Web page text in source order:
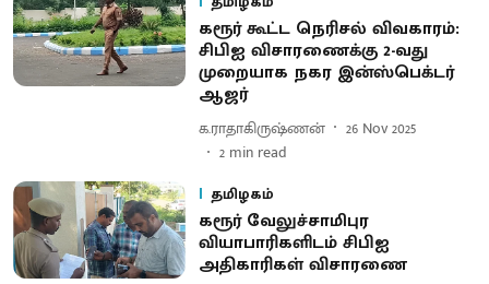
கரூர் கூட்ட நெரிசல் விவகாரம்:
சிபிஐ விசாரணைக்கு 2-வது
முறையாக நகர இன்ஸ்பெக்டர்
ஆஜர்
க.ராதாகிருஷ்ணன்
26 Nov 2025
2 min read
தமிழகம்
கரூர் வேலுச்சாமிபுர
வியாபாரிகளிடம் சிபிஐ
அதிகாரிகள் விசாரணை